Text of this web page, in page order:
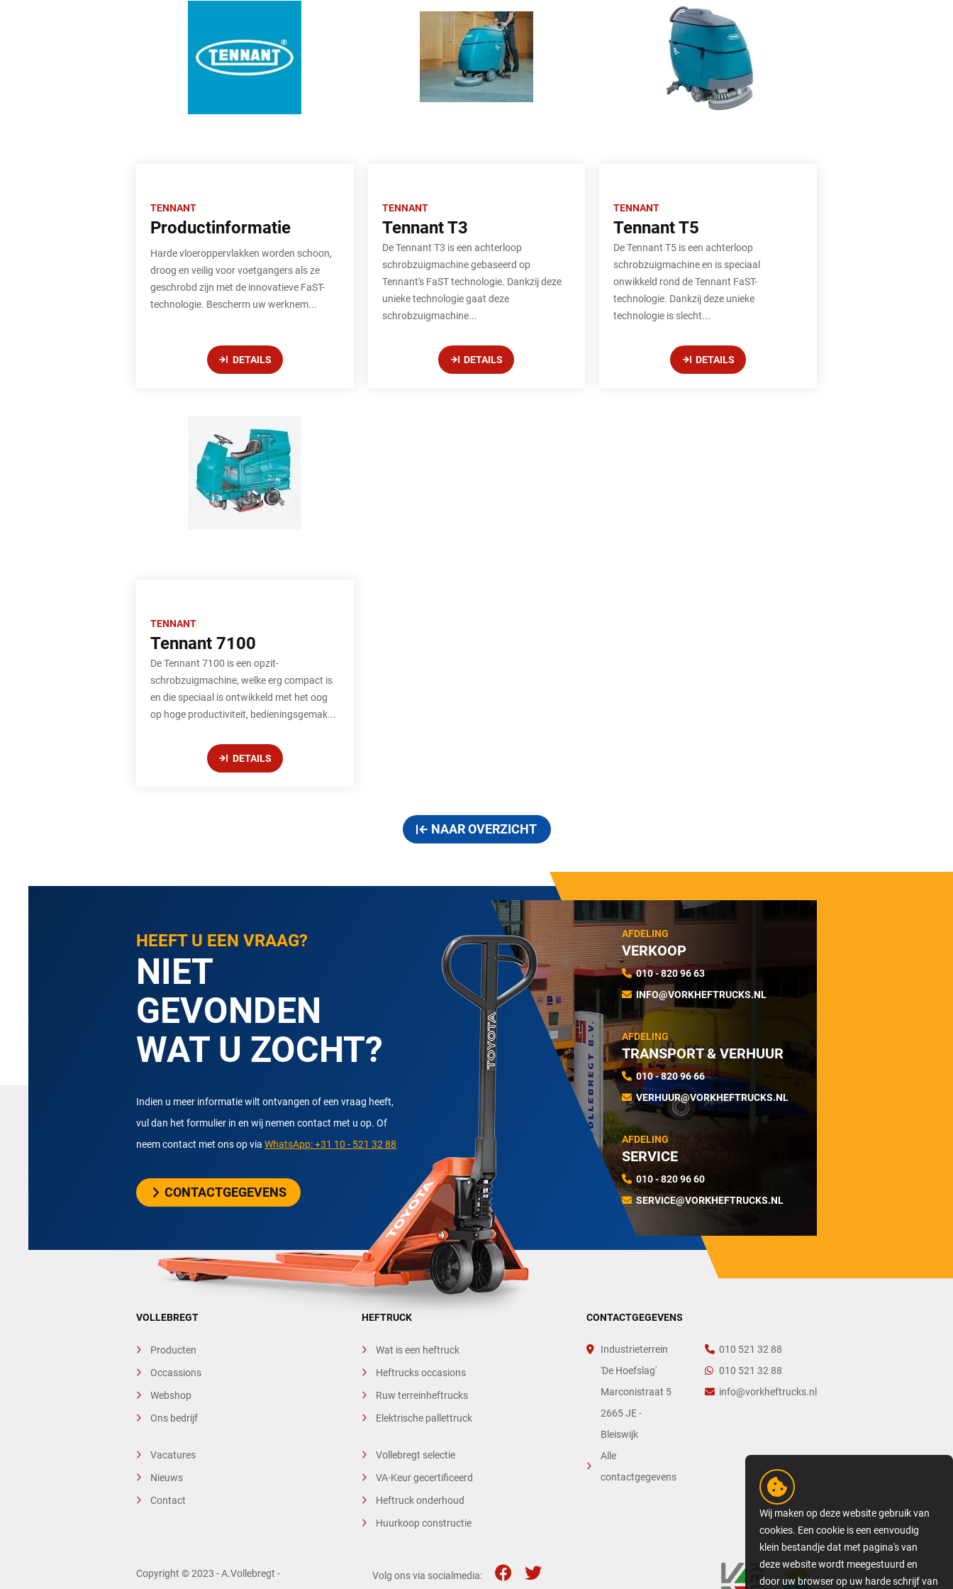
TENNANT
Productinformatie
Harde vloeroppervlakken worden schoon,
droog en veilig voor voetgangers als ze
geschrobd zijn met de innovatieve FaST-
technologie. Bescherm uw werknem...
DETAILS
TENNANT
Tennant T3
De Tennant T3 is een achterloop
schrobzuigmachine gebaseerd op
Tennant's FaST technologie. Dankzij deze
unieke technologie gaat deze
schrobzuigmachine...
DETAILS
TENNANT
Tennant T5
De Tennant T5 is een achterloop
schrobzuigmachine en is speciaal
onwikkeld rond de Tennant FaST-
technologie. Dankzij deze unieke
technologie is slecht...
DETAILS
TENNANT
Tennant 7100
De Tennant 7100 is een opzit-
schrobzuigmachine, welke erg compact is
en die speciaal is ontwikkeld met het oog
op hoge productiviteit, bedieningsgemak...
DETAILS
NAAR OVERZICHT
HEEFT U EEN VRAAG?
NIET
GEVONDEN
WAT U ZOCHT?
Indien u meer informatie wilt ontvangen of een vraag heeft,
vul dan het formulier in en wij nemen contact met u op. Of
neem contact met ons op via WhatsApp: +31 10 - 521 32 88
CONTACTGEGEVENS
AFDELING
VERKOOP
010 - 820 96 63
INFO@VORKHEFTRUCKS.NL
AFDELING
TRANSPORT & VERHUUR
010 - 820 96 66
VERHUUR@VORKHEFTRUCKS.NL
AFDELING
SERVICE
010 - 820 96 60
SERVICE@VORKHEFTRUCKS.NL
VOLLEBREGT
Producten
Occassions
Webshop
Ons bedrijf
Vacatures
Nieuws
Contact
HEFTRUCK
Wat is een heftruck
Heftrucks occasions
Ruw terreinheftrucks
Elektrische pallettruck
Vollebregt selectie
VA-Keur gecertificeerd
Heftruck onderhoud
Huurkoop constructie
CONTACTGEGEVENS
Industrieterrein
'De Hoefslag'
Marconistraat 5
2665 JE -
Bleiswijk
Alle
contactgegevens
010 521 32 88
010 521 32 88
info@vorkheftrucks.nl
Copyright © 2023 - A.Vollebregt - Volg ons via socialmedia:
Wij maken op deze website gebruik van
cookies. Een cookie is een eenvoudig
klein bestandje dat met pagina's van
deze website wordt meegestuurd en
door uw browser op uw harde schrijf van